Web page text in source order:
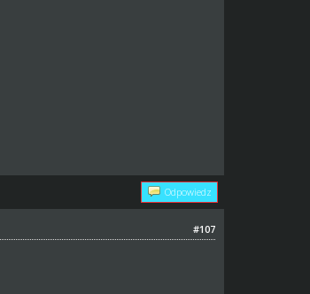
Odpowiedz
#107